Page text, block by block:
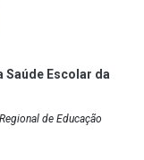
Saúde Escolar da
de Educação